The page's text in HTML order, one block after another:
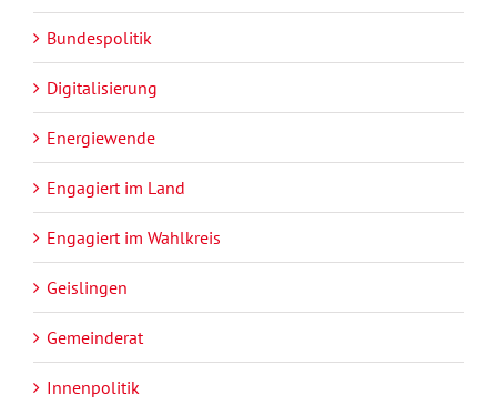
Bundespolitik
Digitalisierung
Energiewende
Engagiert im Land
Engagiert im Wahlkreis
Geislingen
Gemeinderat
Innenpolitik